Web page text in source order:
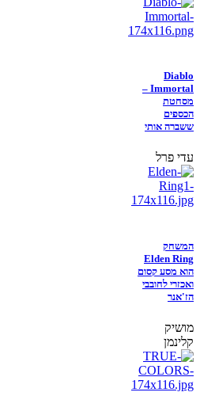
Diablo
Immortal –
מסחטת
הכספים
ששברה אותי
עדי פרל
המשחק
Elden Ring
הוא מסע קסום
ואכזרי לחובבי
הז'אנר
מושיק
קלינמן